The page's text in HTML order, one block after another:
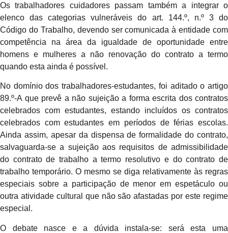
Os trabalhadores cuidadores passam também a integrar o
elenco das categorias vulneráveis do art. 144.º, n.º 3 do
Código do Trabalho, devendo ser comunicada à entidade com
competência na área da igualdade de oportunidade entre
homens e mulheres a não renovação do contrato a termo
quando esta ainda é possível.
No domínio dos trabalhadores-estudantes, foi aditado o artigo
89.º-A que prevê a não sujeição a forma escrita dos contratos
celebrados com estudantes, estando incluídos os contratos
celebrados com estudantes em períodos de férias escolas.
Ainda assim, apesar da dispensa de formalidade do contrato,
salvaguarda-se a sujeição aos requisitos de admissibilidade
do contrato de trabalho a termo resolutivo e do contrato de
trabalho temporário. O mesmo se diga relativamente às regras
especiais sobre a participação de menor em espetáculo ou
outra atividade cultural que não são afastadas por este regime
especial.
O debate nasce e a dúvida instala-se: será esta uma